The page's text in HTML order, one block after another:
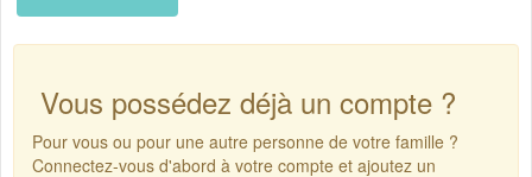
Vous possédez déjà un compte ?
Pour vous ou pour une autre personne de votre famille ?
Connectez-vous d'abord à votre compte et ajoutez un